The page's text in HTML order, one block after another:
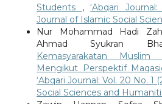
Students ,‘Abqari
Journal of Islamic Social
Nur Mohammad Hadi
Ahmad Syukran
Kemasyarakatan
Mengikut Perspektif
‘Abqari Journal: Vol. 20 No. 1
Social Sciences and